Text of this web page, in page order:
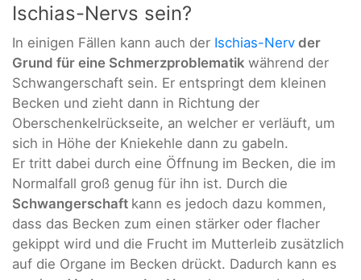
Ischias-Nervs sein?
In einigen Fällen kann auch der Ischias-Nerv der
Grund für eine Schmerzproblematik während der
Schwangerschaft sein. Er entspringt dem kleinen
Becken und zieht dann in Richtung der
Oberschenkelrückseite, an welcher er verläuft, um
sich in Höhe der Kniekehle dann zu gabeln.
Er tritt dabei durch eine Öffnung im Becken, die im
Normalfall groß genug für ihn ist. Durch die
Schwangerschaft kann es jedoch dazu kommen,
dass das Becken zum einen stärker oder flacher
gekippt wird und die Frucht im Mutterleib zusätzlich
auf die Organe im Becken drückt. Dadurch kann es